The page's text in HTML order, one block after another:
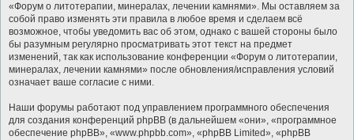
«Форум о литотерапии, минералах, лечении камнями». Мы оставляем за
собой право изменять эти правила в любое время и сделаем всё
возможное, чтобы уведомить вас об этом, однако с вашей стороны было
бы разумным регулярно просматривать этот текст на предмет
изменений, так как использование конференции «Форум о литотерапии,
минералах, лечении камнями» после обновления/исправления условий
означает ваше согласие с ними.
Наши форумы работают под управлением программного обеспечения
для создания конференций phpBB (в дальнейшем «они», «программное
обеспечение phpBB», «www.phpbb.com», «phpBB Limited», «phpBB